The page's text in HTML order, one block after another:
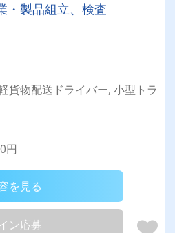
・製品組立、検査
貨物配送ドライバー, 小型トラ
円
を見る
ン応募